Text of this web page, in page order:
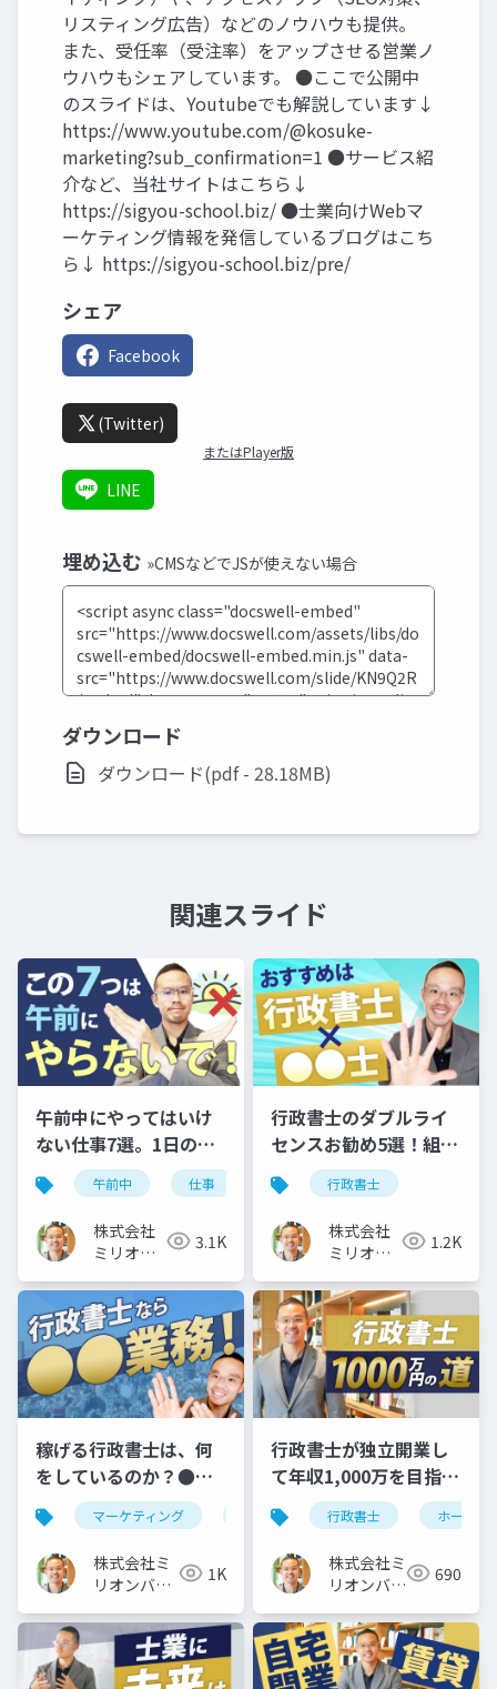
リスティング広告）などのノウハウも提供。
また、受任率（受注率）をアップさせる営業ノ
ウハウもシェアしています。 ●ここで公開中
のスライドは、Youtubeでも解説しています↓
https://www.youtube.com/@kosuke-
marketing?sub_confirmation=1 ●サービス紹
介など、当社サイトはこちら↓
https://sigyou-school.biz/ ●士業向けWebマ
ーケティング情報を発信しているブログはこち
ら↓ https://sigyou-school.biz/pre/
シェア
Facebook
(Twitter)
またはPlayer版
LINE
埋め込む »CMSなどでJSが使えない場合
ダウンロード
ダウンロード(pdf - 28.18MB)
関連スライド
午前中にやってはいけ
ない仕事7選。1日のモ
デルスケジュールも公
開
午前中 仕事 スケジュール
株式会社
ミリオン
3.1K
行政書士のダブルライ
センスお勧め5選！組み
合わせるなら、この資
格
行政書士
株式会社
ミリオン
1.2K
稼げる行政書士は、何
をしているのか？●●
業務がお勧めの理由
マーケティング 行政書士
株式会社ミ
リオンバリ
1K
行政書士が独立開業し
て年収1,000万を目指す
ホームページ集客3ステ
ップ
行政書士 ホームペ
株式会社ミ
リオンバリ
690